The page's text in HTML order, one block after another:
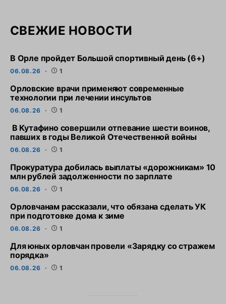
СВЕЖИЕ НОВОСТИ
В Орле пройдет Большой спортивный день (6+)
06.08.26 1
Орловские врачи применяют современные
технологии при лечении инсультов
06.08.26 1
В Кутафино совершили отпевание шести воинов,
павших в годы Великой Отечественной войны
06.08.26 1
Прокуратура добилась выплаты «дорожникам» 10
млн рублей задолженности по зарплате
06.08.26 1
Орловчанам рассказали, что обязана сделать УК
при подготовке дома к зиме
06.08.26 1
Для юных орловчан провели «Зарядку со стражем
порядка»
06.08.26 1